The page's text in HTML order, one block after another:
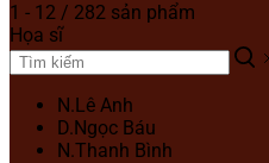
1 - 12 / 282 sản phẩm
Họa sĩ
N.Lê Anh
D.Ngọc Báu
N.Thanh Bình